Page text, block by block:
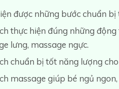
được những bước chuẩn
thực hiện đúng những
lưng, massage ngực.
chuẩn bị tốt năng lượng
massage giúp bé ngủ